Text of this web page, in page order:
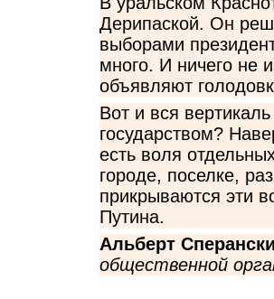
Дерипаской. Он
выборами
много. И ничего не
объявляют
Вот и вся
государством?
есть воля
городе, поселке,
прикрываются эти
Путина.
Альберт
общественной